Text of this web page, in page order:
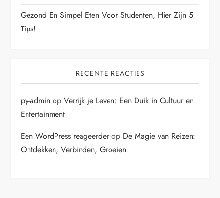
Gezond En Simpel Eten Voor Studenten, Hier Zijn 5
Tips!
RECENTE REACTIES
py-admin opVerrijk je Leven: Een Duik in Cultuur en
Entertainment
Een WordPress reageerderop De Magie van Reizen:
Ontdekken, Verbinden, Groeien